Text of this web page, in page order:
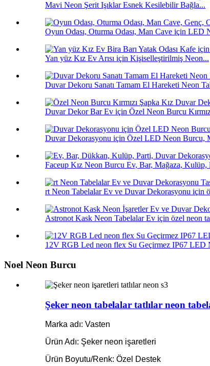
Mavi Neon Şerit Işıklar Esnek Kesilebilir Bağla...
Oyun Odası, Oturma Odası, Man Cave için LED
Yan yüz Kız Ev Arısı için Kişiselleştirilmiş Neon...
Duvar Dekoru Sanatı Tamam El Hareketi Neon
Duvar Dekor Bar Ev için Özel Neon Burcu
Duvar Dekorasyonu için Özel LED Neon Burcu,
Faceup Kız Neon Burcu Ev, Bar, Mağaza, Kulüp,
rt Neon Tabelalar Ev ve Duvar Dekorasyonu için
Astronot Kask Neon Tabelalar Ev için özel neon
12V RGB Led neon flex Su Geçirmez IP67 LED
Noel Neon Burcu
Şeker neon tabelalar tatlılar neon
Marka adı: Vasten
Ürün Adı: Şeker neon işaretleri
Ürün Boyutu/Renk: Özel Destek